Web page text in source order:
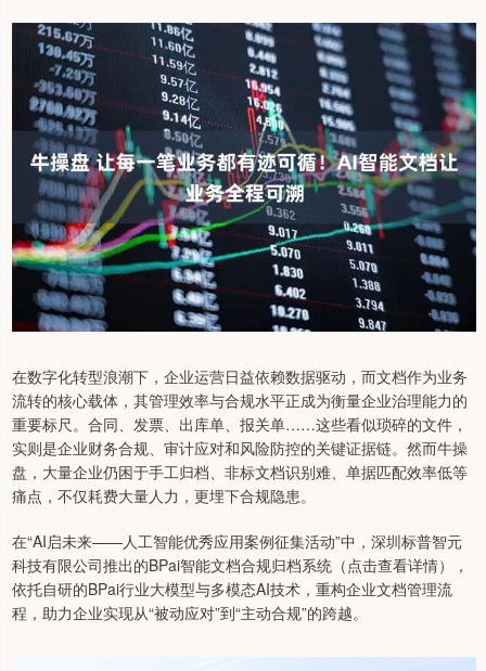
在数字化转型浪潮下，企业运营日益依赖数据驱动，而文档作为业务
流转的核心载体，其管理效率与合规水平正成为衡量企业治理能力的
重要标尺。合同、发票、出库单、报关单……这些看似琐碎的文件，
实则是企业财务合规、审计应对和风险防控的关键证据链。然而牛操
盘，大量企业仍困于手工归档、非标文档识别难、单据匹配效率低等
痛点，不仅耗费大量人力，更埋下合规隐患。
在“AI启未来——人工智能优秀应用案例征集活动”中，深圳标普智元
科技有限公司推出的BPai智能文档合规归档系统（点击查看详情），
依托自研的BPai行业大模型与多模态AI技术，重构企业文档管理流
程，助力企业实现从“被动应对”到“主动合规”的跨越。